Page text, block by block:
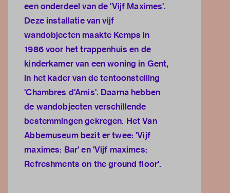
een onderdeel van de 'Vijf Maximes'.
Deze installatie van vijf
wandobjecten maakte Kemps in
1986 voor het trappenhuis en de
kinderkamer van een woning in Gent,
in het kader van de tentoonstelling
'Chambres d'Amis'. Daarna hebben
de wandobjecten verschillende
bestemmingen gekregen. Het Van
Abbemuseum bezit er twee: 'Vijf
maximes: Bar' en 'Vijf maximes:
Refreshments on the ground floor'.